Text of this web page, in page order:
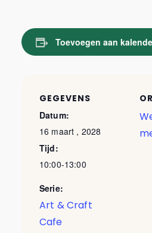
Toevoegen aan
GEGEVENS
Datum:
16 maart , 2028
Tijd:
10:00-13:00
Serie:
Art & Craft
Cafe